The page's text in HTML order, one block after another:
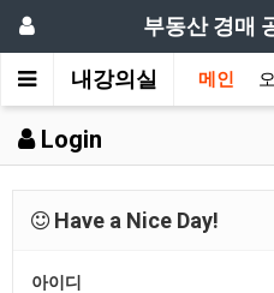
부동산 경매
내강의실 메인
Login
Have a Nice Day!
아이디